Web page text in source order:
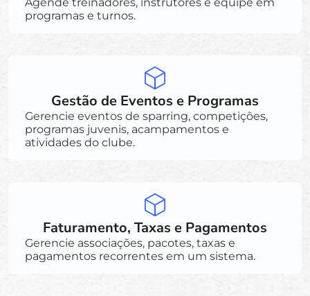
programas e turnos.
Gestão de Eventos e Programas
Gerencie eventos de sparring, competições,
programas juvenis, acampamentos e
atividades do clube.
Faturamento, Taxas e Pagamentos
Gerencie associações, pacotes, taxas e
pagamentos recorrentes em um sistema.